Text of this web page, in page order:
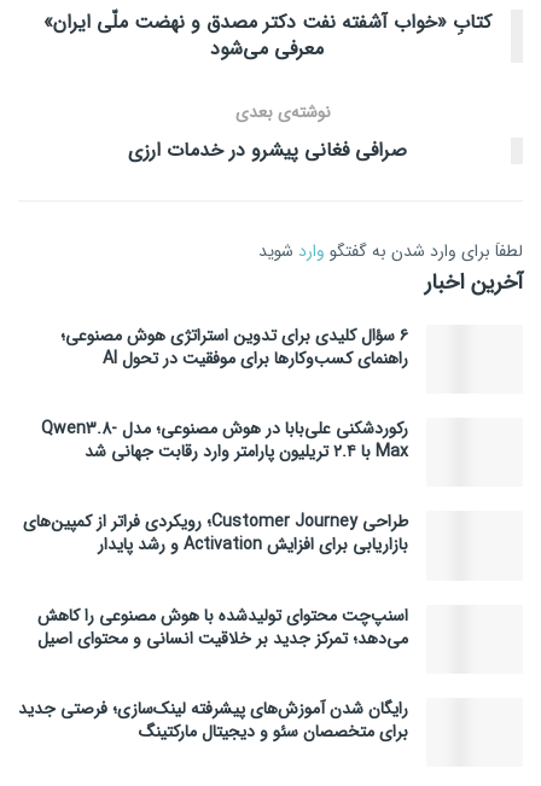
کتابِ «خواب آشفته نفت دکتر مصدق و نهضت ملّی ایران»
معرفی می‌شود
نوشته‌ی بعدی
صرافی فغانی پیشرو در خدمات ارزی
لطفاَ برای وارد شدن به گفتگو وارد شوید
آخرین اخبار
۶ سؤال کلیدی برای تدوین استراتژی هوش مصنوعی؛
راهنمای کسب‌وکارها برای موفقیت در تحول AI
رکوردشکنی علی‌بابا در هوش مصنوعی؛ مدل Qwen3.8-
Max با ۲.۴ تریلیون پارامتر وارد رقابت جهانی شد
طراحی Customer Journey؛ رویکردی فراتر از کمپین‌های
بازاریابی برای افزایش Activation و رشد پایدار
اسنپ‌چت محتوای تولیدشده با هوش مصنوعی را کاهش
می‌دهد؛ تمرکز جدید بر خلاقیت انسانی و محتوای اصیل
رایگان شدن آموزش‌های پیشرفته لینک‌سازی؛ فرصتی جدید
برای متخصصان سئو و دیجیتال مارکتینگ